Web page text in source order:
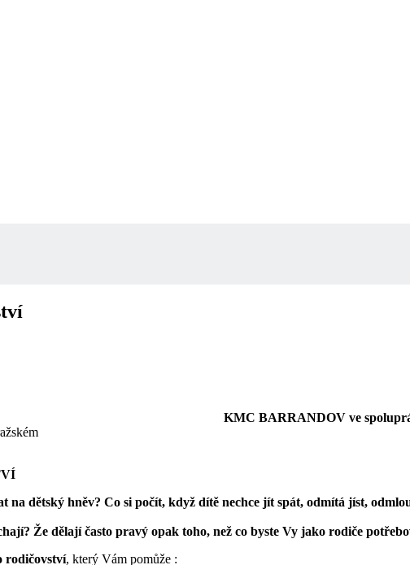
KMC BARRANDOV ve
na dětský hněv? Co si počít, když dítě nechce jít spát, odmítá jíst,
Že dělají často pravý opak toho, než co byste Vy jako rodiče
rodičovství, který Vám pomůže :